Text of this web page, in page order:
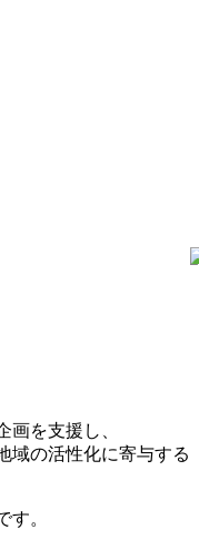
を支援し、
域の活性化に寄与する
す。